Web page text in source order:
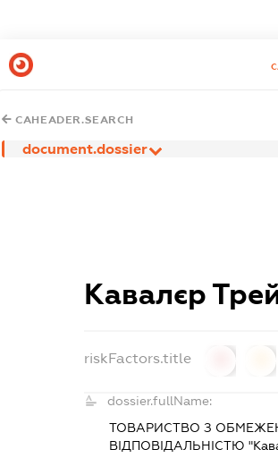
CAHEADER.SEARCH
document.dossier
Кавалєр
riskFactors.title
dossier.fullName:
ТОВАРИСТВО З
ВІДПОВІДАЛЬНІСТЮ